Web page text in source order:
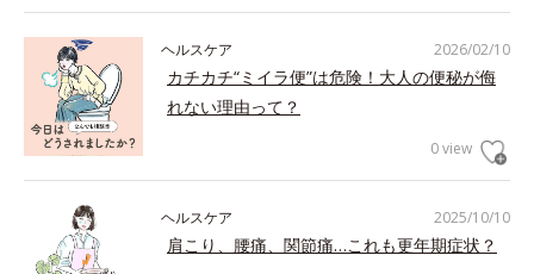
2026/02/10
ヘルスケア
カチカチ“ミイラ便”は危険！大人の便秘が侮
れない理由って？
0 view
2025/10/10
ヘルスケア
肩こり、腰痛、関節痛…これも更年期症状？